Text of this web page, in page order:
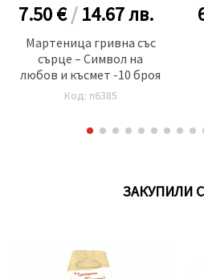
7.50 €/14.67лв.
Мартеница гривна със
сърце – Символ на
любов и късмет -10 броя
Код: n6385
ЗАКУПИЛИ